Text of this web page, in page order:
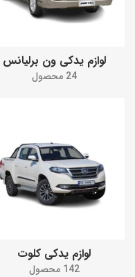
لوازم یدکی ون برلیانس
24 محصول
لوازم یدکی کلوت
142 محصول